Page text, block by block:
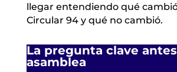
llegar entendiendo qué
Circular 94 y qué no cambió.
La pregunta clave
asamblea